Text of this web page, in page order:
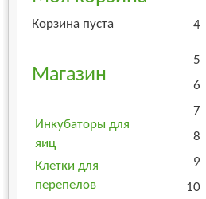
Корзина пуста
Магазин
Инкубаторы для
яиц
Клетки для
перепелов
4
5
6
7
8
9
10